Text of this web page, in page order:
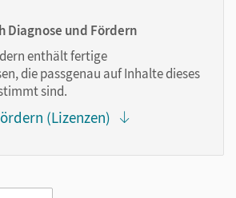
Bestandteile dieses E-Books. Sie
damit Sie und Ihre Schüler/-innen
und Lernen zeitsparend und
Diagnose und Fördern
enthält fertige
die passgenau auf Inhalte dieses
sind.
(Lizenzen)